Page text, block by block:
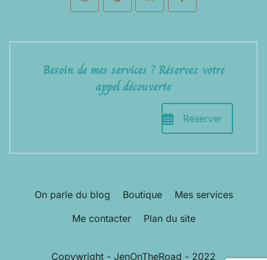
Besoin de mes services ? Réservez votre
appel découverte
Réserver
On parle du blog Boutique
Mes services
Me contacter
Plan du site
Copywright - JenOnTheRoad - 2022